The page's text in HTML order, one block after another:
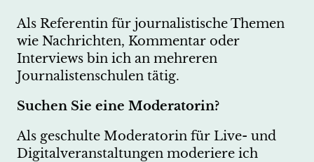
Als Referentin für journalistische Themen
wie Nachrichten, Kommentar oder
Interviews bin ich an mehreren
Journalistenschulen tätig.
Suchen Sie eine Moderatorin?
Als geschulte Moderatorin für Live- und
Digitalveranstaltungen moderiere ich